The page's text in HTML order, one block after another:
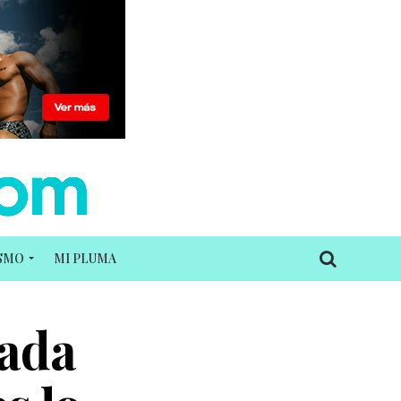
MI PLUMA